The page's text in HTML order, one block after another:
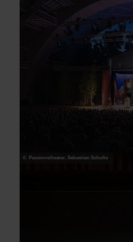
© Passionstheater, Sebastian Schulte